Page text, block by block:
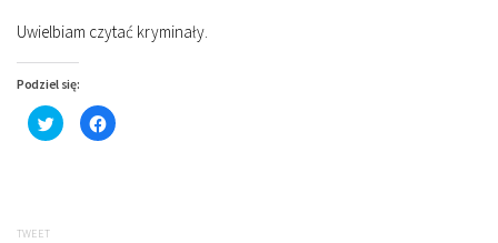
Uwielbiam czytać kryminały.
Podziel się:
Click
to
share
Click
to
TWEET